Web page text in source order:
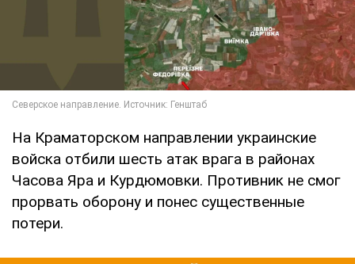
На Краматорском направлении украинские
войска отбили шесть атак врага в районах
Часова Яра и Курдюмовки. Противник не смог
прорвать оборону и понес существенные
потери.